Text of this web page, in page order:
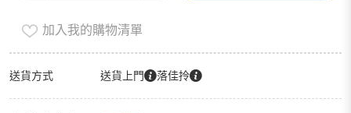
Ｉ
Ｏ
加入我的購物清單
送貨方式 送貨上門 落佳拎